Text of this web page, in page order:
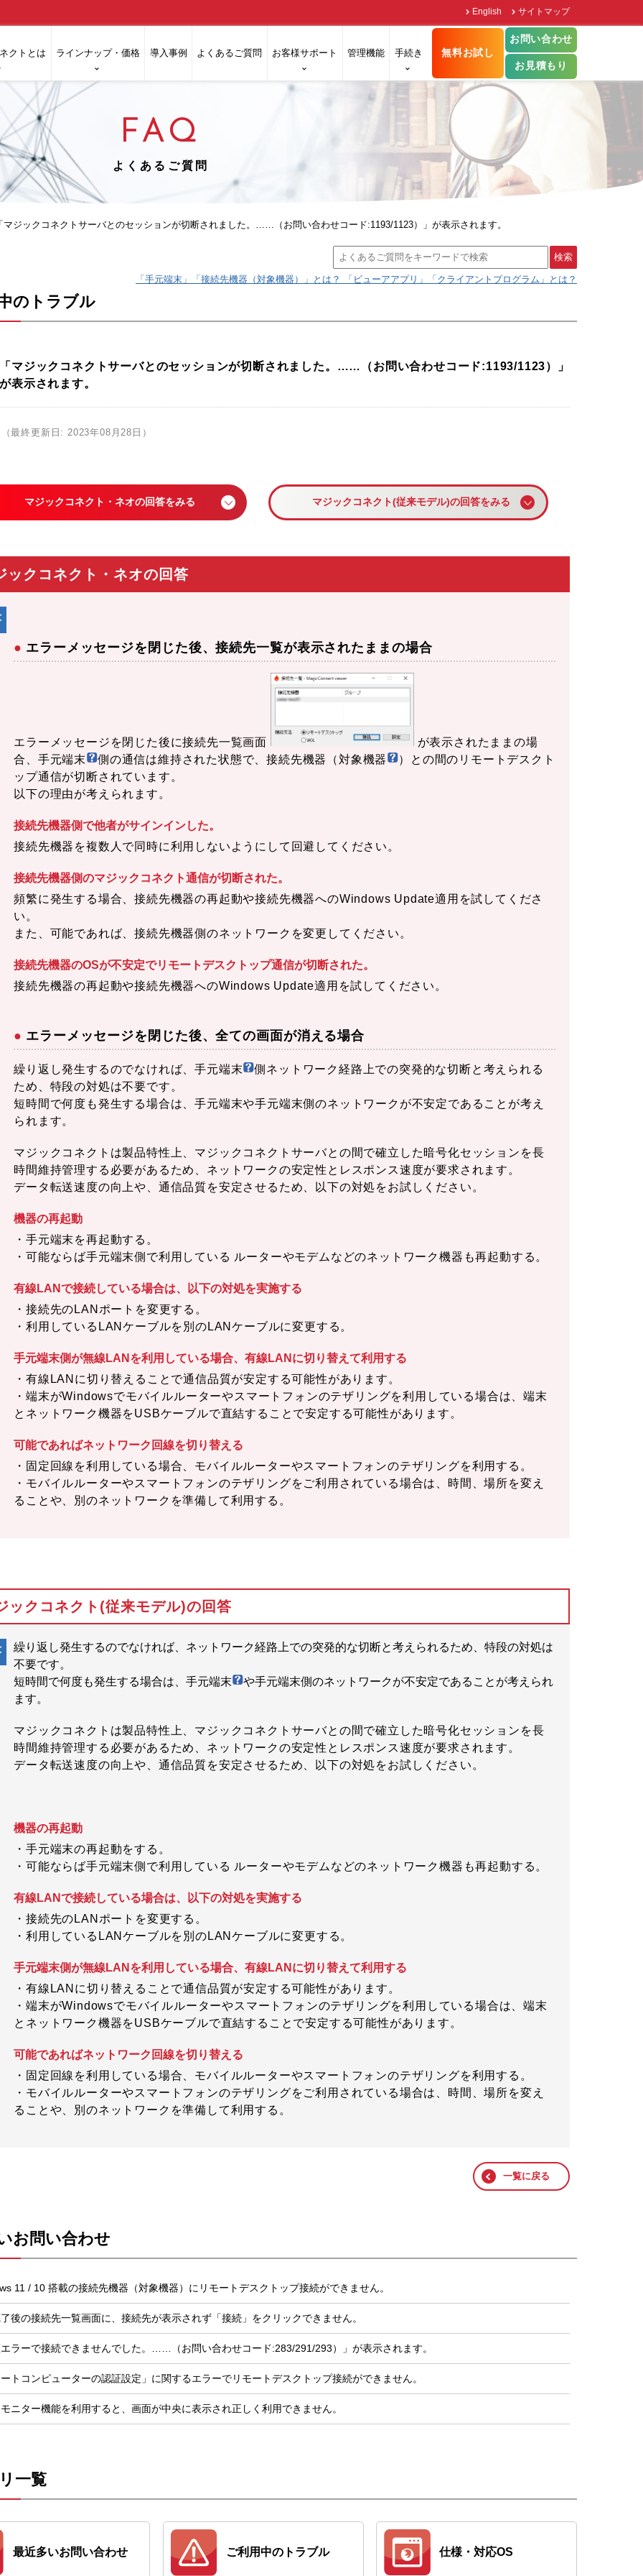
English サイトマップ
クトとは ラインナップ・価格 導入事例 よくあるご質問 お客様サポート 管理機能 手続き 無料お試し
お問い合わせ
お見積もり
FAQ
よくあるご質問
マジックコネクトサーバとのセッションが切断されました。……（お問い合わせコード:1193/1123）」が表示されます。
「手元端末」「接続先機器（対象機器）」とは？ 「ビューアアプリ」「クライアントプログラム」とは？
のトラブル
「マジックコネクトサーバとのセッションが切断されました。……（お問い合わせコード:1193/1123）」
が表示されます。
（最終更新日: 2023年08月28日）
マジックコネクト・ネオの回答をみる マジックコネクト(従来モデル)の回答をみる
ックコネクト・ネオの回答
エラーメッセージを閉じた後、接続先一覧が表示されたままの場合
エラーメッセージを閉じた後に接続先一覧画面
が表示されたままの場
合、手元端末
側の通信は維持された状態で、接続先機器（対象機器
）との間のリモートデスクト
ップ通信が切断されています。
以下の理由が考えられます。
接続先機器側で他者がサインインした。
接続先機器を複数人で同時に利用しないようにして回避してください。
接続先機器側のマジックコネクト通信が切断された。
頻繁に発生する場合、接続先機器の再起動や接続先機器へのWindows Update適用を試してくださ
い。
また、可能であれば、接続先機器側のネットワークを変更してください。
接続先機器のOSが不安定でリモートデスクトップ通信が切断された。
接続先機器の再起動や接続先機器へのWindows Update適用を試してください。
エラーメッセージを閉じた後、全ての画面が消える場合
繰り返し発生するのでなければ、手元端末
側ネットワーク経路上での突発的な切断と考えられる
ため、特段の対処は不要です。
短時間で何度も発生する場合は、手元端末や手元端末側のネットワークが不安定であることが考え
られます。
マジックコネクトは製品特性上、マジックコネクトサーバとの間で確立した暗号化セッションを長
時間維持管理する必要があるため、ネットワークの安定性とレスポンス速度が要求されます。
データ転送速度の向上や、通信品質を安定させるため、以下の対処をお試しください。
機器の再起動
・手元端末を再起動する。
・可能ならば手元端末側で利用している ルーターやモデムなどのネットワーク機器も再起動する。
有線LANで接続している場合は、以下の対処を実施する
・接続先のLANポートを変更する。
・利用しているLANケーブルを別のLANケーブルに変更する。
手元端末側が無線LANを利用している場合、有線LANに切り替えて利用する
・有線LANに切り替えることで通信品質が安定する可能性があります。
・端末がWindowsでモバイルルーターやスマートフォンのテザリングを利用している場合は、端末
とネットワーク機器をUSBケーブルで直結することで安定する可能性があります。
可能であればネットワーク回線を切り替える
・固定回線を利用している場合、モバイルルーターやスマートフォンのテザリングを利用する。
・モバイルルーターやスマートフォンのテザリングをご利用されている場合は、時間、場所を変え
ることや、別のネットワークを準備して利用する。
ックコネクト(従来モデル)の回答
繰り返し発生するのでなければ、ネットワーク経路上での突発的な切断と考えられるため、特段の対処は
不要です。
短時間で何度も発生する場合は、手元端末
や手元端末側のネットワークが不安定であることが考えられ
ます。
マジックコネクトは製品特性上、マジックコネクトサーバとの間で確立した暗号化セッションを長
時間維持管理する必要があるため、ネットワークの安定性とレスポンス速度が要求されます。
データ転送速度の向上や、通信品質を安定させるため、以下の対処をお試しください。
機器の再起動
・手元端末の再起動をする。
・可能ならば手元端末側で利用している ルーターやモデムなどのネットワーク機器も再起動する。
有線LANで接続している場合は、以下の対処を実施する
・接続先のLANポートを変更する。
・利用しているLANケーブルを別のLANケーブルに変更する。
手元端末側が無線LANを利用している場合、有線LANに切り替えて利用する
・有線LANに切り替えることで通信品質が安定する可能性があります。
・端末がWindowsでモバイルルーターやスマートフォンのテザリングを利用している場合は、端末
とネットワーク機器をUSBケーブルで直結することで安定する可能性があります。
可能であればネットワーク回線を切り替える
・固定回線を利用している場合、モバイルルーターやスマートフォンのテザリングを利用する。
・モバイルルーターやスマートフォンのテザリングをご利用されている場合は、時間、場所を変え
ることや、別のネットワークを準備して利用する。
一覧に戻る
お問い合わせ
11 / 10 搭載の接続先機器（対象機器）にリモートデスクトップ接続ができません。
後の接続先一覧画面に、接続先が表示されず「接続」をクリックできません。
ラーで接続できませんでした。……（お問い合わせコード:283/291/293）」が表示されます。
トコンピューターの認証設定」に関するエラーでリモートデスクトップ接続ができません。
ニター機能を利用すると、画面が中央に表示され正しく利用できません。
一覧
最近多いお問い合わせ ご利用中のトラブル 仕様・対応OS